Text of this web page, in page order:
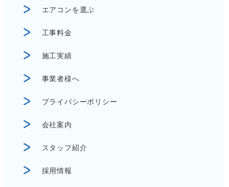
エアコンを選ぶ
工事料金
施工実績
事業者様へ
プライバシーポリシー
会社案内
スタッフ紹介
採用情報